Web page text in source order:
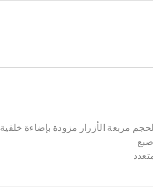
مربعة الأزرار مزودة بإضاءة خلفية